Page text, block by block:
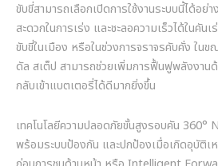
ขับขี่สามารถเลือกเปิดการใช้งานระบบนี้ได้อย่
สะดวกในการเร่ง และชะลอความเร็วได้ในคัน
ขับขี่ในเมือง หรือในช่วงการจราจรคับคั่ง ใน
ดัล สเต็ป สามารถช่วยเพิ่มการฟื้นฟูพลังงาน
กลับเข้าแบตเตอรี่ได้ดีมากยิ่งขึ้น
เทคโนโลยีความปลอดภัยขั้นสูงรอบคัน 360°
พร้อมระบบป้องกัน และปกป้องเมื่อเกิดอุบัติเ